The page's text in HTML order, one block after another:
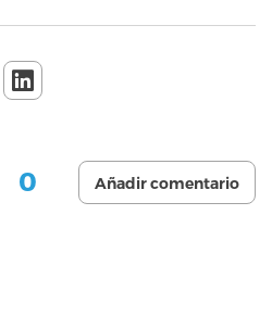
0 Añadir comentario